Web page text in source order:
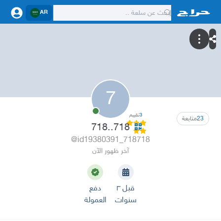
AR
7
23متابعة 3تقييم
718..718
@id19380391_718718
آخر ظهور الآن
قبل ٣
سنوات
دفع
العمولة